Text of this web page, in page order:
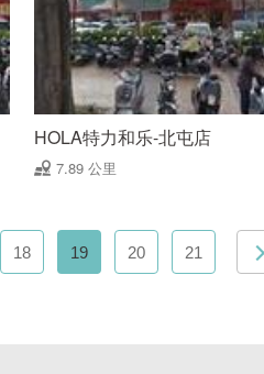
HOLA特力和乐-北屯店
7.89 公里
18 19 20 21